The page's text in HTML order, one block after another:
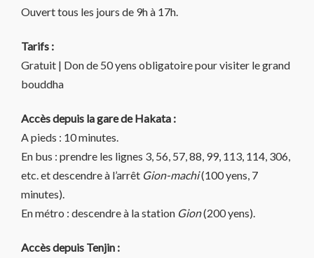
Ouvert tous les jours de 9h à 17h.
Tarifs :
Gratuit | Don de 50 yens obligatoire pour visiter le grand
bouddha
Accès depuis la gare de Hakata :
A pieds : 10 minutes.
En bus : prendre les lignes 3, 56, 57, 88, 99, 113, 114, 306,
etc. et descendre à l’arrêt Gion-machi(100 yens, 7
minutes).
En métro : descendre à la station Gion(200 yens).
Accès depuis Tenjin :